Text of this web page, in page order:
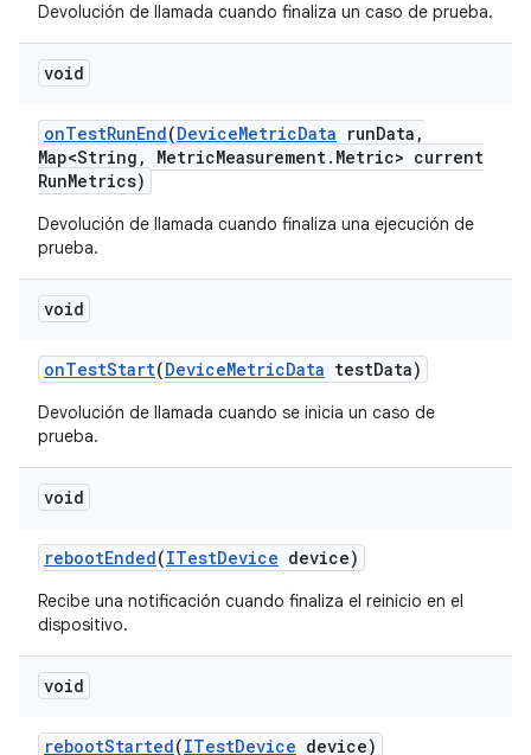
Devolución de llamada cuando finaliza un caso de prueba.
void
onTestRunEnd(DeviceMetricData runData ,
Map<String , MetricMeasurement. Metric> current
RunMetrics)
Devolución de llamada cuando finaliza una ejecución de
prueba.
void
onTestStart(DeviceMetricData testData)
Devolución de llamada cuando se inicia un caso de
prueba.
void
rebootEnded(ITestDevice device)
Recibe una notificación cuando finaliza el reinicio en el
dispositivo.
void
rebootStarted(ITestDevice device)